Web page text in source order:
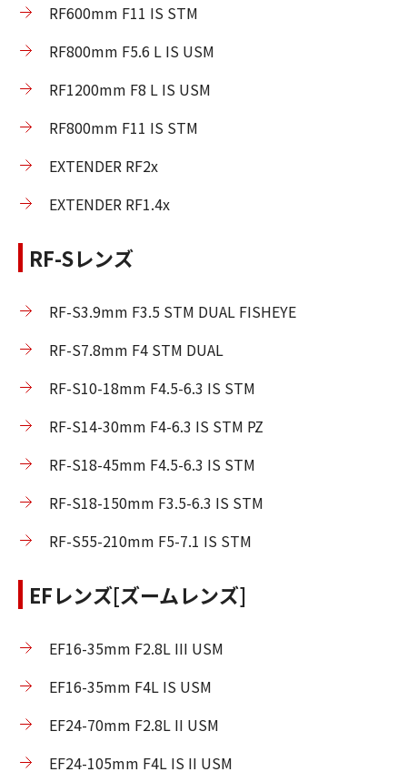
RF600mm F11 IS STM
RF800mm F5.6 L IS USM
RF1200mm F8 L IS USM
RF800mm F11 IS STM
EXTENDER RF2x
EXTENDER RF1.4x
RF-Sレンズ
RF-S3.9mm F3.5 STM DUAL FISHEYE
RF-S7.8mm F4 STM DUAL
RF-S10-18mm F4.5-6.3 IS STM
RF-S14-30mm F4-6.3 IS STM PZ
RF-S18-45mm F4.5-6.3 IS STM
RF-S18-150mm F3.5-6.3 IS STM
RF-S55-210mm F5-7.1 IS STM
EFレンズ[ズームレンズ]
EF16-35mm F2.8L III USM
EF16-35mm F4L IS USM
EF24-70mm F2.8L II USM
EF24-105mm F4L IS II USM